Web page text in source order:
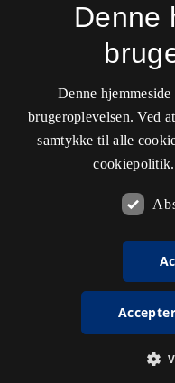
Denne
Denne
brugeroplevelsen. Ved
samtykke til alle
cookiepolitik.